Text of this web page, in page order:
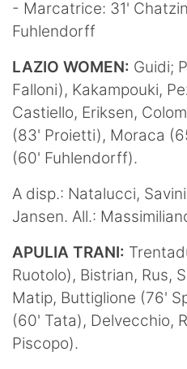
- Marcatrice: 31'
Fuhlendorff
LAZIO WOMEN: Guidi;
Falloni), Kakampouki,
Castiello, Eriksen,
(83' Proietti), Moraca
(60' Fuhlendorff).
A disp.: Natalucci,
Jansen. All.:
APULIA TRANI:
Ruotolo), Bistrian, Rus,
Matip, Buttiglione (76'
(60' Tata), Delvecchio,
Piscopo).